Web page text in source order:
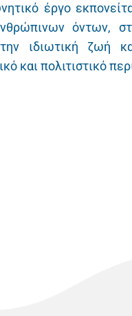
έργο
όντων,
ιδιωτική ζωή
και πολιτιστικό